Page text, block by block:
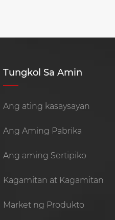
Tungkol Sa Amin
Ang ating kasaysayan
Ang Aming Pabrika
Ang aming Sertipiko
Kagamitan at Kagamitan
Market ng Produkto